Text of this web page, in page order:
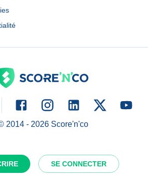
SE CONNECTER
2014 - 2026Score'n'co